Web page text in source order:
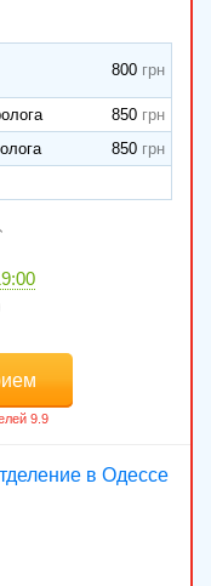
800
850
850
в Одессе